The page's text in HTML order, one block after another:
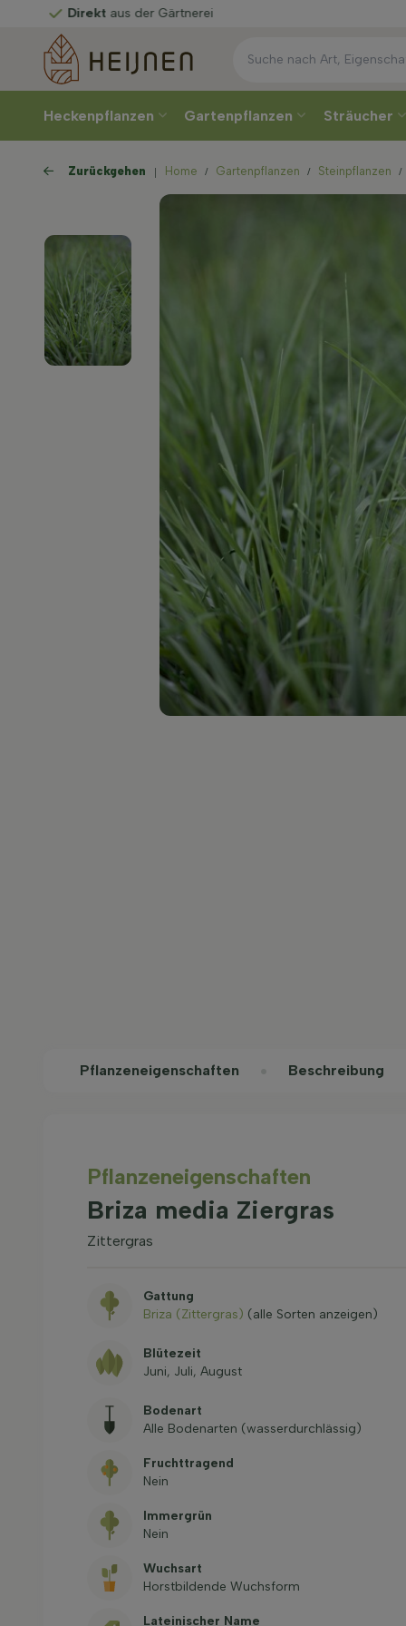
aus der Gärtnerei
Heckenpflanzen Gartenpflanzen Sträucher
Zurückgehen Home Gartenpflanzen Steinpflanzen
Pflanzeneigenschaften Beschreibung
Pflanzeneigenschaften
Briza media Ziergras
Zittergras
Gattung
Briza (Zittergras) (alle Sorten anzeigen)
Blütezeit
Juni, Juli, August
Bodenart
Alle Bodenarten (wasserdurchlässig)
Fruchttragend
Nein
Immergrün
Nein
Wuchsart
Horstbildende Wuchsform
Lateinischer Name